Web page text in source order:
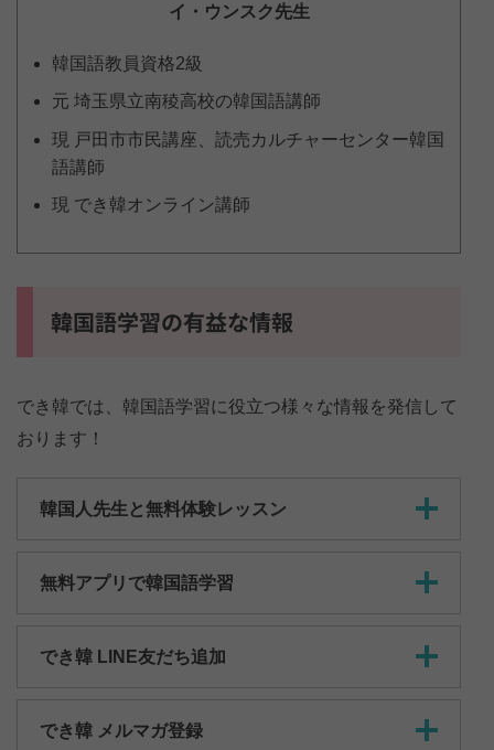
イ・ウンスク先生
韓国語教員資格2級
元 埼玉県立南稜高校の韓国語講師
現 戸田市市民講座、読売カルチャーセンター韓国
語講師
現 でき韓オンライン講師
韓国語学習の有益な情報
でき韓では、韓国語学習に役立つ様々な情報を発信して
おります！
韓国人先生と無料体験レッスン
無料アプリで韓国語学習
でき韓 LINE友だち追加
でき韓 メルマガ登録